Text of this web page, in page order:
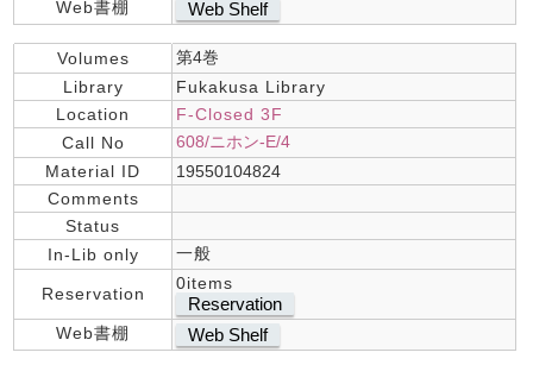
Web書棚 Web Shelf
Volumes
第4巻
Library
Fukakusa Library
Location
F-Closed 3F
Call No
608/ニホン-E/4
Material ID
19550104824
Comments
Status
In-Lib only
一般
Reservation
0items
Reservation
Web書棚 Web Shelf